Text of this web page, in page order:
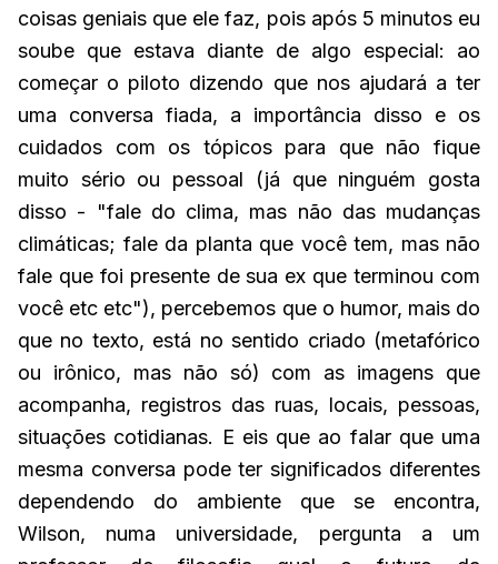
coisas geniais que ele faz, pois após 5 minutos eu
soube que estava diante de algo especial: ao
começar o piloto dizendo que nos ajudará a ter
uma conversa fiada, a importância disso e os
cuidados com os tópicos para que não fique
muito sério ou pessoal (já que ninguém gosta
disso - "fale do clima, mas não das mudanças
climáticas; fale da planta que você tem, mas não
fale que foi presente de sua ex que terminou com
você etc etc"), percebemos que o humor, mais do
que no texto, está no sentido criado (metafórico
ou irônico, mas não só) com as imagens que
acompanha, registros das ruas, locais, pessoas,
situações cotidianas. E eis que ao falar que uma
mesma conversa pode ter significados diferentes
dependendo do ambiente que se encontra,
Wilson, numa universidade, pergunta a um